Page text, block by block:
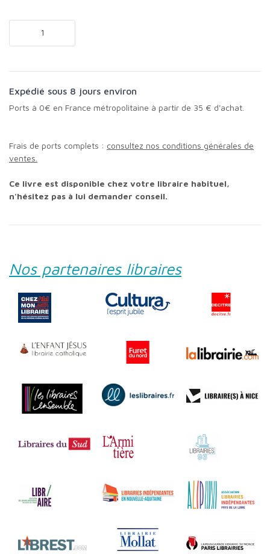
Expédié sous 8 jours environ
Ports à 0€ en France métropolitaine à partir de 35 € d'achat.
Frais de ports complets : consultez nos conditions générales de
ventes.
Ce livre est disponible chez votre libraire habituel,
n'hésitez pas à lui demander conseil.
Nos partenaires libraires